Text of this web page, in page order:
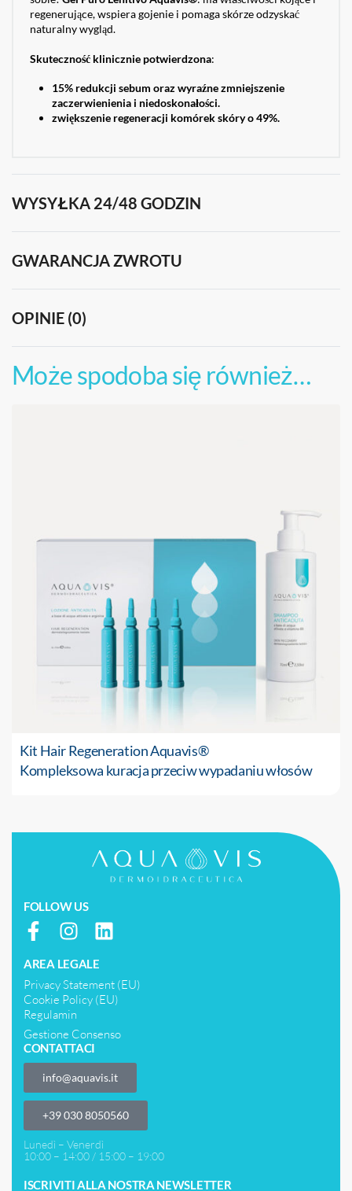
regenerujące, wspiera gojenie i pomaga skórze odzyskać
naturalny wygląd.
Skuteczność klinicznie potwierdzona:
15% redukcji sebum oraz wyraźne zmniejszenie
zaczerwienienia i niedoskonałości.
zwiększenie regeneracji komórek skóry o 49%.
WYSYŁKA 24/48 GODZIN
GWARANCJA ZWROTU
OPINIE (0)
Może spodoba się również…
Kit Hair Regeneration Aquavis®
Kompleksowa kuracja przeciw wypadaniu włosów
FOLLOW US
AREA LEGALE
Privacy Statement (EU)
Cookie Policy (EU)
Regulamin
Gestione Consenso
CONTATTACI
info@aquavis.it
‎+39 030 8050560
Lunedì – Venerdì
10:00 – 14:00 / 15:00 – 19:00
ISCRIVITI ALLA NOSTRA NEWSLETTER